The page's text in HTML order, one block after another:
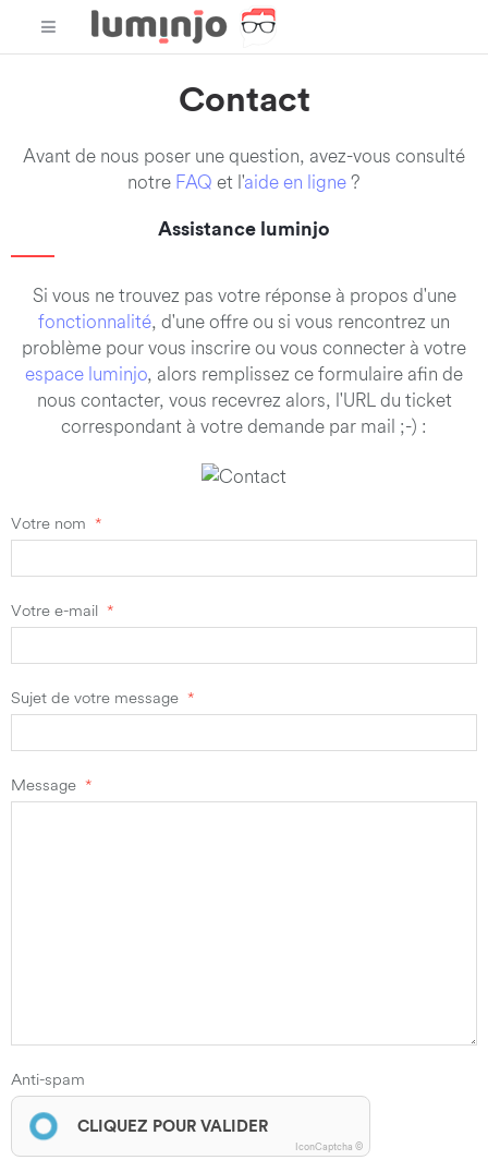
Contact
Avant de nous poser une question, avez-vous consulté
notre FAQ et l'aide en ligne?
Assistance luminjo
Si vous ne trouvez pas votre réponse à propos d'une
fonctionnalité, d'une offre ou si vous rencontrez un
problème pour vous inscrire ou vous connecter à votre
espace luminjo, alors remplissez ce formulaire afin de
nous contacter, vous recevrez alors, l'URL du ticket
correspondant à votre demande par mail ;-) :
Votre nom
Votre e-mail
Sujet de votre message
Message
Anti-spam
CLIQUEZ POUR VALIDER
IconCaptcha ©